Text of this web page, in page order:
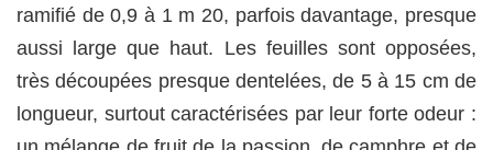
ramifié de 0,9 à 1 m 20, parfois davantage, presque
aussi large que haut. Les feuilles sont opposées,
très découpées presque dentelées, de 5 à 15 cm de
longueur, surtout caractérisées par leur forte odeur :